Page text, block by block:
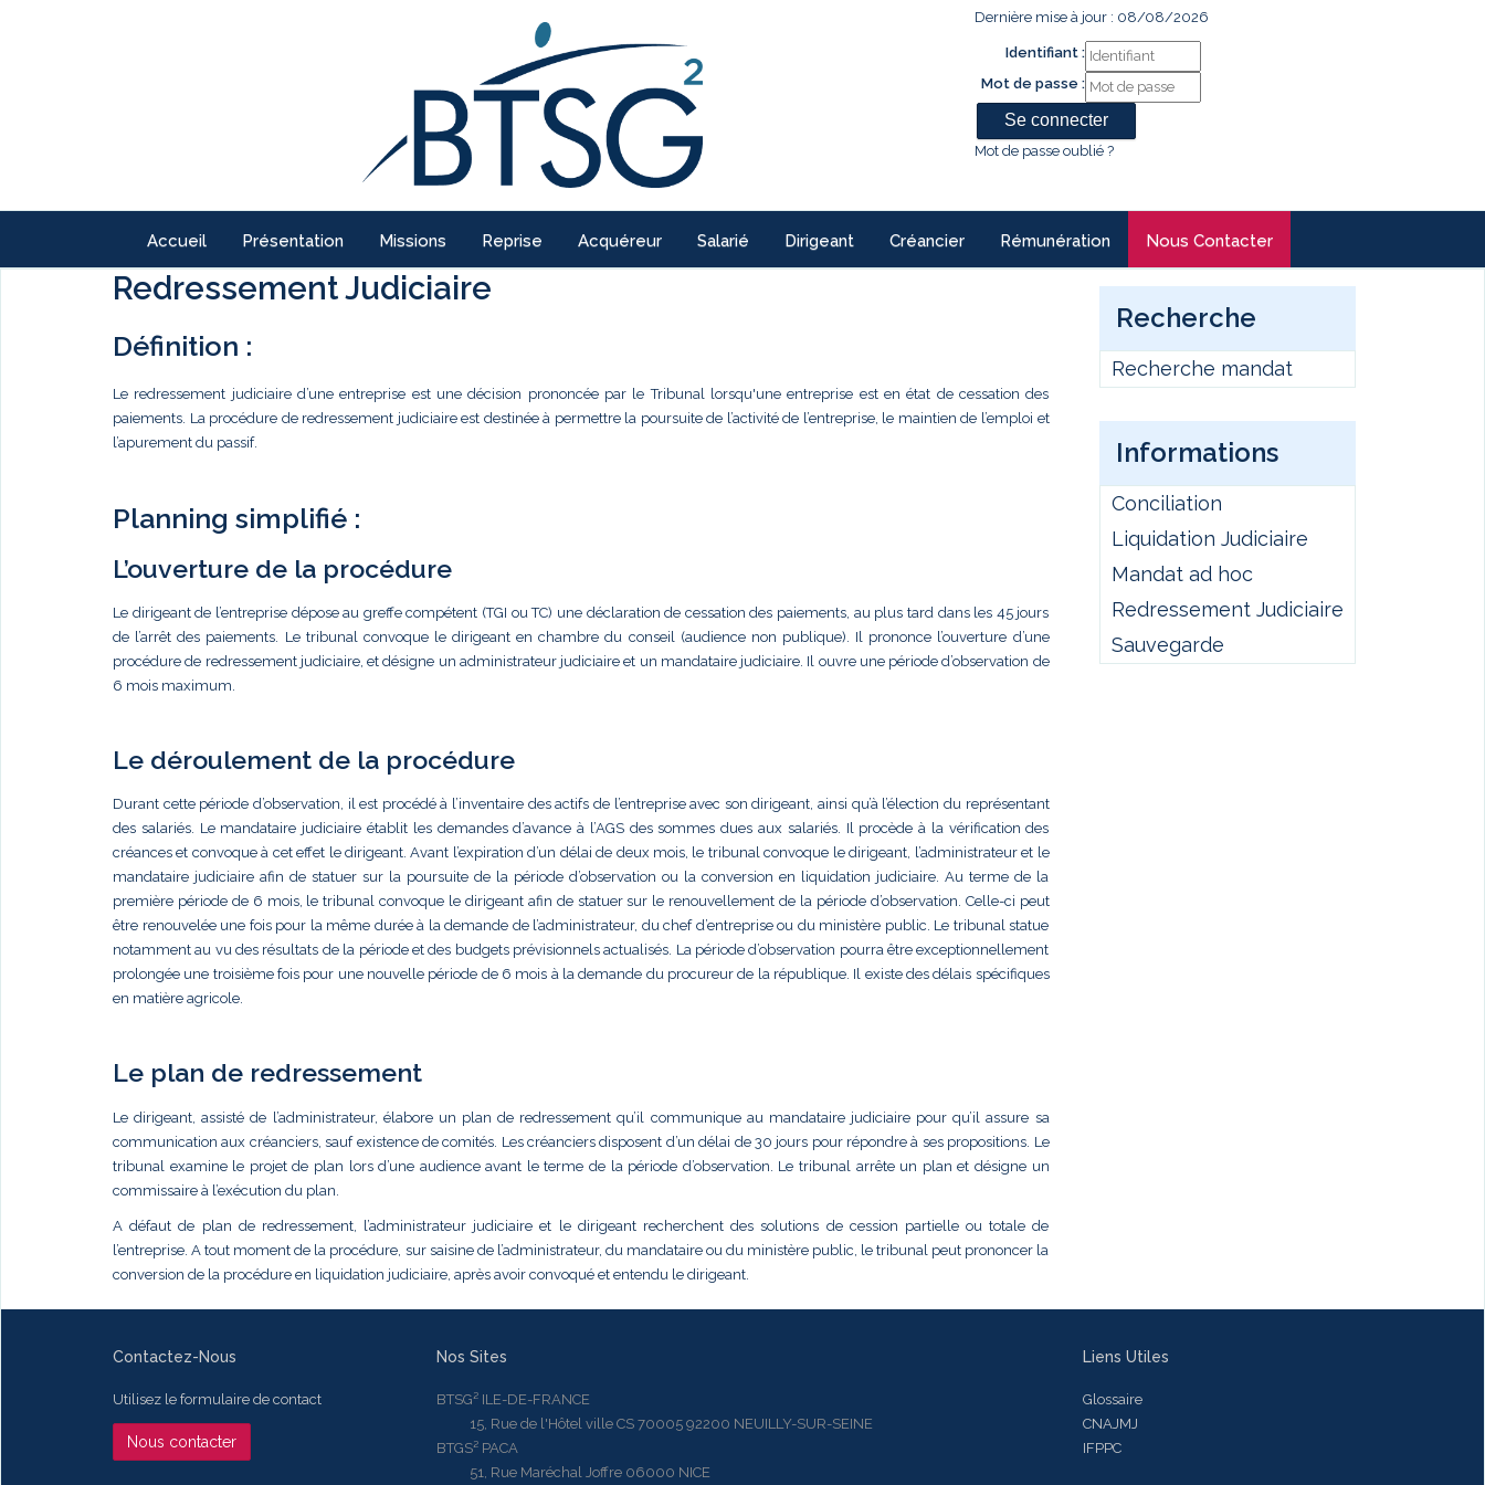
Dernière mise à jour : 08/08/2026
Identifiant :
Mot de passe :
Mot de passe oublié ?
Accueil Présentation Missions Reprise Acquéreur Salarié Dirigeant Créancier Rémunération Nous Contacter
Redressement Judiciaire
Définition :
Le redressement judiciaire d’une entreprise est une décision prononcée par le Tribunal lorsqu'une entreprise est en état de cessation des
paiements. La procédure de redressement judiciaire est destinée à permettre la poursuite de l’activité de l’entreprise, le maintien de l’emploi et
l’apurement du passif.
Planning simplifié :
L’ouverture de la procédure
Le dirigeant de l’entreprise dépose au greffe compétent (TGI ou TC) une déclaration de cessation des paiements, au plus tard dans les 45 jours
de l’arrêt des paiements. Le tribunal convoque le dirigeant en chambre du conseil (audience non publique). Il prononce l’ouverture d’une
procédure de redressement judiciaire, et désigne un administrateur judiciaire et un mandataire judiciaire. Il ouvre une période d’observation de
6 mois maximum.
Le déroulement de la procédure
Durant cette période d’observation, il est procédé à l’inventaire des actifs de l’entreprise avec son dirigeant, ainsi qu’à l’élection du représentant
des salariés. Le mandataire judiciaire établit les demandes d’avance à l’AGS des sommes dues aux salariés. Il procède à la vérification des
créances et convoque à cet effet le dirigeant. Avant l’expiration d’un délai de deux mois, le tribunal convoque le dirigeant, l’administrateur et le
mandataire judiciaire afin de statuer sur la poursuite de la période d’observation ou la conversion en liquidation judiciaire. Au terme de la
première période de 6 mois, le tribunal convoque le dirigeant afin de statuer sur le renouvellement de la période d’observation. Celle-ci peut
être renouvelée une fois pour la même durée à la demande de l’administrateur, du chef d’entreprise ou du ministère public. Le tribunal statue
notamment au vu des résultats de la période et des budgets prévisionnels actualisés. La période d’observation pourra être exceptionnellement
prolongée une troisième fois pour une nouvelle période de 6 mois à la demande du procureur de la république. Il existe des délais spécifiques
en matière agricole.
Le plan de redressement
Le dirigeant, assisté de l’administrateur, élabore un plan de redressement qu’il communique au mandataire judiciaire pour qu’il assure sa
communication aux créanciers, sauf existence de comités. Les créanciers disposent d’un délai de 30 jours pour répondre à ses propositions. Le
tribunal examine le projet de plan lors d’une audience avant le terme de la période d’observation. Le tribunal arrête un plan et désigne un
commissaire à l’exécution du plan.
A défaut de plan de redressement, l’administrateur judiciaire et le dirigeant recherchent des solutions de cession partielle ou totale de
l’entreprise. A tout moment de la procédure, sur saisine de l’administrateur, du mandataire ou du ministère public, le tribunal peut prononcer la
conversion de la procédure en liquidation judiciaire, après avoir convoqué et entendu le dirigeant.
Recherche
Recherche mandat
Informations
Conciliation
Liquidation Judiciaire
Mandat ad hoc
Redressement Judiciaire
Sauvegarde
Contactez-Nous
Utilisez le formulaire de contact
Nous contacter
Nos Sites
BTSG² ILE-DE-FRANCE
15, Rue de l'Hôtel ville CS 70005 92200 NEUILLY-SUR-SEINE
BTGS² PACA
51, Rue Maréchal Joffre 06000 NICE
Liens Utiles
Glossaire
CNAJMJ
IFPPC